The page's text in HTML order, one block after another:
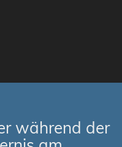
während der